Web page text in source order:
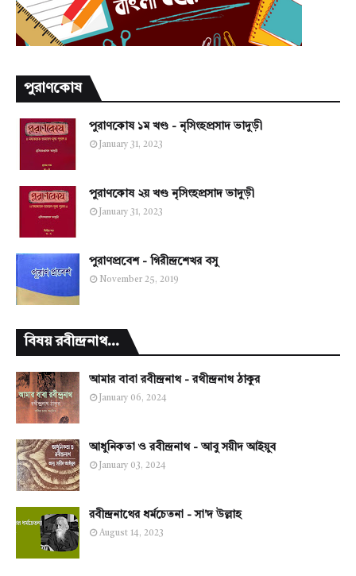
পুরাণকোষ
পুরাণকোষ ১ম খণ্ড - নৃসিংহপ্রসাদ ভাদুড়ী
January 31, 2023
পুরাণকোষ ২য় খণ্ড নৃসিংহপ্রসাদ ভাদুড়ী
January 31, 2023
পুরাণপ্রবেশ - গিরীন্দ্রশেখর বসু
November 25, 2019
বিষয় রবীন্দ্রনাথ...
আমার বাবা রবীন্দ্রনাথ - রথীন্দ্রনাথ ঠাকুর
January 06, 2024
আধুনিকতা ও রবীন্দ্রনাথ - আবু সয়ীদ আইয়ুব
January 03, 2024
রবীন্দ্রনাথের ধর্মচেতনা - সা'দ উল্লাহ
August 14, 2023